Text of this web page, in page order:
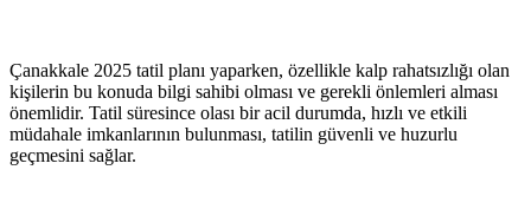
Çanakkale 2025 tatil planı yaparken, özellikle kalp rahatsızlığı olan
kişilerin bu konuda bilgi sahibi olması ve gerekli önlemleri alması
önemlidir. Tatil süresince olası bir acil durumda, hızlı ve etkili
müdahale imkanlarının bulunması, tatilin güvenli ve huzurlu
geçmesini sağlar.